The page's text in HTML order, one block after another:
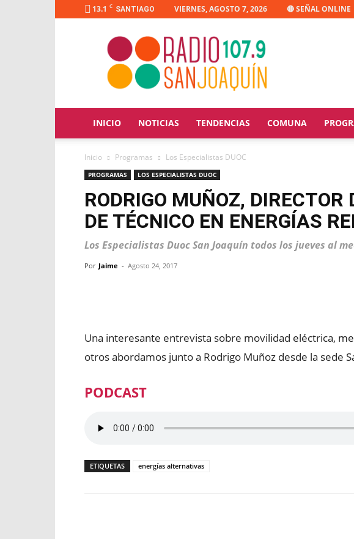
13.1 C SANTIAGO VIERNES, AGOSTO 7, 2026 🔴 SEÑAL ONLINE
Radio
Joaquín
INICIO NOTICIAS TENDENCIAS COMUNA
Inicio Programas Los Especialistas DUOC
PROGRAMAS LOS ESPECIALISTAS DUOC
RODRIGO MUÑOZ, DIRECTOR
DE TÉCNICO EN ENERGÍAS
Los Especialistas Duoc San Joaquín todos los jueves al
Por Jaime - Agosto 24, 2017
Una interesante entrevista sobre movilidad eléctrica,
otros abordamos junto a Rodrigo Muñoz desde la sede
PODCAST
ETIQUETAS energías alternativas